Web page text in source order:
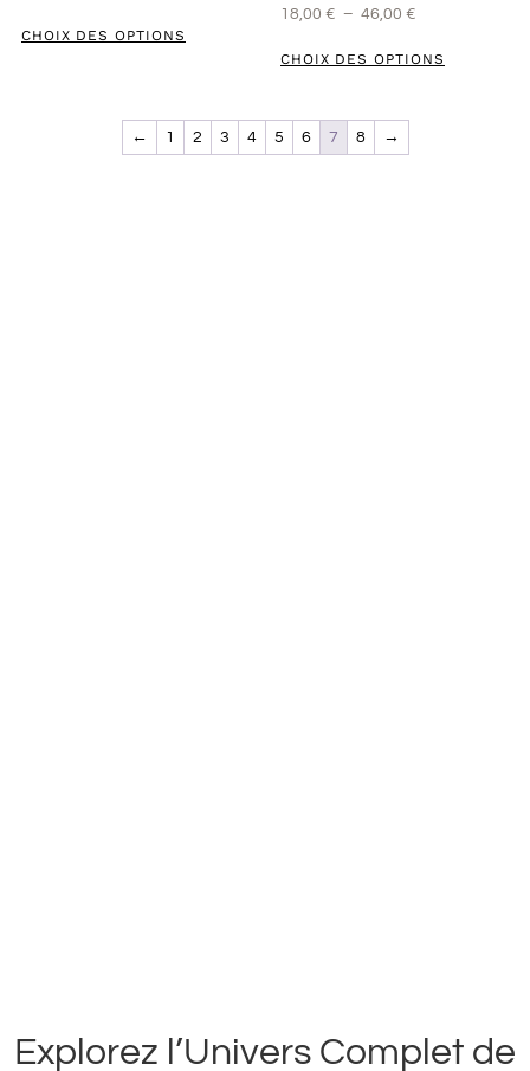
CHOIX DES OPTIONS
18,00 € – 46,00 €
CHOIX DES OPTIONS
← 1 2 3 4 5 6 7 8 →
Explorez l’Univers Complet de